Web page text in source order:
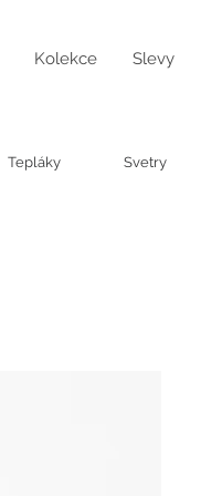
Kolekce Slevy
Tepláky Svetry